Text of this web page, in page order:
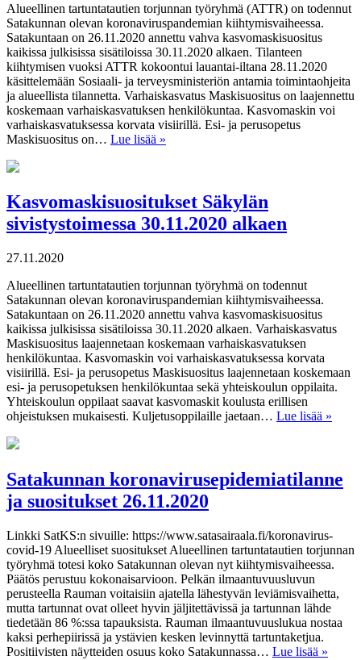
Alueellinen tartuntatautien torjunnan työryhmä (ATTR) on todennut
Satakunnan olevan koronaviruspandemian kiihtymisvaiheessa.
Satakuntaan on 26.11.2020 annettu vahva kasvomaskisuositus
kaikissa julkisissa sisätiloissa 30.11.2020 alkaen. Tilanteen
kiihtymisen vuoksi ATTR kokoontui lauantai-iltana 28.11.2020
käsittelemään Sosiaali- ja terveysministeriön antamia toimintaohjeita
ja alueellista tilannetta. Varhaiskasvatus Maskisuositus on laajennettu
koskemaan varhaiskasvatuksen henkilökuntaa. Kasvomaskin voi
varhaiskasvatuksessa korvata visiirillä. Esi- ja perusopetus
Maskisuositus on… Lue lisää »
Kasvomaskisuositukset Säkylän
sivistystoimessa 30.11.2020 alkaen
27.11.2020
Alueellinen tartuntatautien torjunnan työryhmä on todennut
Satakunnan olevan koronaviruspandemian kiihtymisvaiheessa.
Satakuntaan on 26.11.2020 annettu vahva kasvomaskisuositus
kaikissa julkisissa sisätiloissa 30.11.2020 alkaen. Varhaiskasvatus
Maskisuositus laajennetaan koskemaan varhaiskasvatuksen
henkilökuntaa. Kasvomaskin voi varhaiskasvatuksessa korvata
visiirillä. Esi- ja perusopetus Maskisuositus laajennetaan koskemaan
esi- ja perusopetuksen henkilökuntaa sekä yhteiskoulun oppilaita.
Yhteiskoulun oppilaat saavat kasvomaskit koulusta erillisen
ohjeistuksen mukaisesti. Kuljetusoppilaille jaetaan… Lue lisää »
Satakunnan koronavirusepidemiatilanne
ja suositukset 26.11.2020
Linkki SatKS:n sivuille: https://www.satasairaala.fi/koronavirus-
covid-19 Alueelliset suositukset Alueellinen tartuntatautien torjunnan
työryhmä totesi koko Satakunnan olevan nyt kiihtymisvaiheessa.
Päätös perustuu kokonaisarvioon. Pelkän ilmaantuvuusluvun
perusteella Rauman voitaisiin ajatella lähestyvän leviämisvaihetta,
mutta tartunnat ovat olleet hyvin jäljitettävissä ja tartunnan lähde
tiedetään 86 %:ssa tapauksista. Rauman ilmaantuvuuslukua nostaa
kaksi perhepiirissä ja ystävien kesken levinnyttä tartuntaketjua.
Positiivisten näytteiden osuus koko Satakunnassa… Lue lisää »